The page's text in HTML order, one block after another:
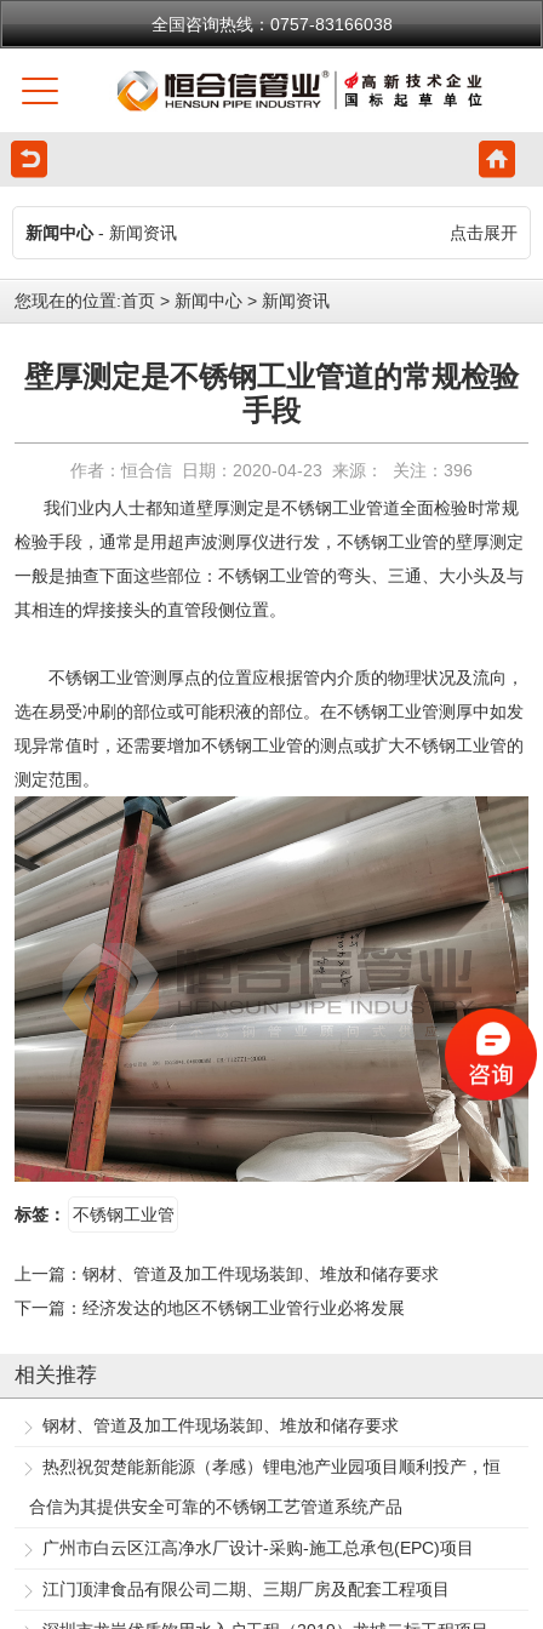
全国咨询热线：0757-83166038
新闻中心- 新闻资讯 点击展开
您现在的位置:首页 > 新闻中心 > 新闻资讯
壁厚测定是不锈钢工业管道的常规检验
手段
作者：恒合信 日期：2020-04-23 来源： 关注： 396
我们业内人士都知道壁厚测定是不锈钢工业管道全面检验时常规
检验手段，通常是用超声波测厚仪进行发，不锈钢工业管的壁厚测定
一般是抽查下面这些部位：不锈钢工业管的弯头、三通、大小头及与
其相连的焊接接头的直管段侧位置。
不锈钢工业管测厚点的位置应根据管内介质的物理状况及流向，
选在易受冲刷的部位或可能积液的部位。在不锈钢工业管测厚中如发
现异常值时，还需要增加不锈钢工业管的测点或扩大不锈钢工业管的
测定范围。
标签： 不锈钢工业管
上一篇： 钢材、管道及加工件现场装卸、堆放和储存要求
下一篇： 经济发达的地区不锈钢工业管行业必将发展
相关推荐
钢材、管道及加工件现场装卸、堆放和储存要求
热烈祝贺楚能新能源（孝感）锂电池产业园项目顺利投产，恒
合信为其提供安全可靠的不锈钢工艺管道系统产品
广州市白云区江高净水厂设计-采购-施工总承包(EPC)项目
江门顶津食品有限公司二期、三期厂房及配套工程项目